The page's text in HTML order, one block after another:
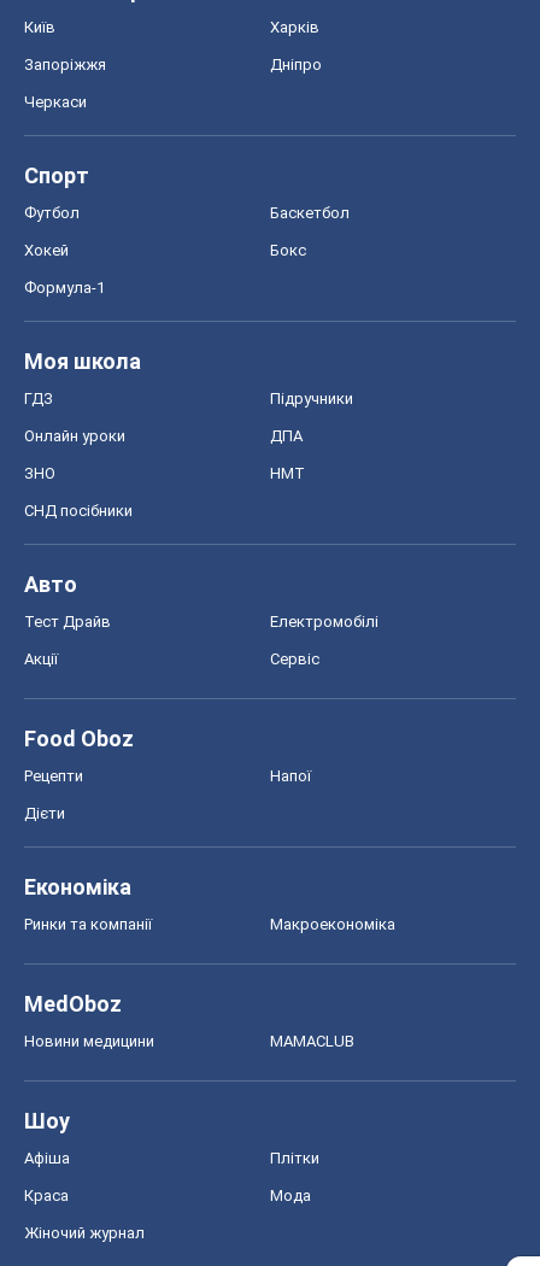
Київ Харків
Запоріжжя Дніпро
Черкаси
Спорт
Футбол Баскетбол
Хокей Бокс
Формула-1
Моя школа
ГДЗ Підручники
Онлайн уроки ДПА
ЗНО НМТ
СНД посібники
Авто
Тест Драйв Електромобілі
Акції Сервіс
Food Oboz
Рецепти Напої
Дієти
Економіка
Ринки та компанії Макроекономіка
MedOboz
Новини медицини MAMACLUB
Шоу
Афіша Плітки
Краса Мода
Жіночий журнал